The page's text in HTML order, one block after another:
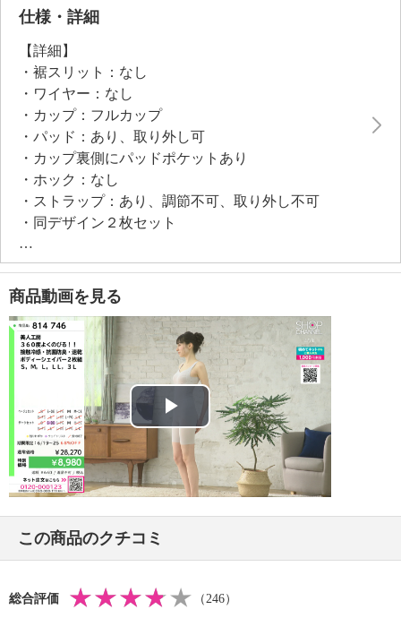
Ｖデザイン」を採用しました。段差が出にくく、全体
表にひびきにくく、安心して着用可能。Ｖライン構造
により肌への密着感を抑え、夏場でも涼やかな着用感
です。
バストの動きに合わせて負担がかかりにくいよう、カ
ップ下にメッシュテープをあしらいました。メッシュ
テープは一重になっているので、涼しさを効果的に提
供します。襟ぐり裏（ストラップ含む）には接触冷
感・速乾性のある日本製パワーネットを付け、デコル
テラインがきれいに見えるよう工夫。お腹部分の裏打
ちは、胃のあたりからぽっこりお腹や下腹をすっきり
と押えます。裾は、身生地よりもパワーが強く接触冷
感・速乾性のあるパワーネットを巻き付けており、ま
くり上がりを軽減。
カップのポケットは、接触冷感・速乾機能のある日本
製のメッシュ素材で、さらりとした肌触り。ワイヤー
なしでも、しっかりとバストアップするパターンを開
発しており、楽な着用感と安定感があります。
●販売色 ：セット内容（各１、計２枚）
・ベージュセット：ベージュミスト、アイスムーン
・ダークセット ：サマーブラック、アイスカカオ
に選択。「サイズの選び方」のフリップを参照くださ
い。
ダー部に補強有（パワーネット）。大きなバストを支
仕様・詳細
【詳細】
・裾スリット：なし
・ワイヤー：なし
・カップ：フルカップ
・パッド：あり、取り外し可
・カップ裏側にパッドポケットあり
・ホック：なし
・ストラップ：あり、調節不可、取り外し不可
・同デザイン２枚セット
・Ｍ−ＦＧ、Ｌ−ＦＧ、ＬＬ−ＦＧ、３Ｌ−ＦＧは後身
頃アンダー部に補強有（パワーネット）
【素材】
・表地：ナイロン、ポリウレタン、その他
・カップ内側：ポリエステル１００％
【メンテナンス（絵表示ラベル）】
・手洗い：可
・漂白処理：塩素系・酸素系漂白不可
・タンブル乾燥：不可
・自然乾燥：日陰の吊り干し
・アイロン仕上げ：不可
【メンテナンス（ケアラベル）】
＜ベージュセット、ダークセット＞過度な力をかけな
＜ダークセット＞単品洗い
【その他】
商品動画を見る
Play
Video
この商品のクチコミ
総合評価 （246）